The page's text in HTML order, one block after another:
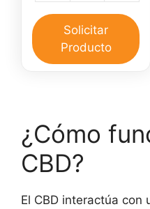
era:
$50,000.
es:
30
Solicitar
Producto
¿Cómo
CBD?
El CBD interactúa con